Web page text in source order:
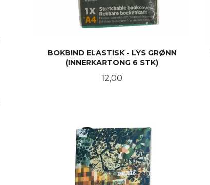
BOKBIND ELASTISK - LYS GRØNN
(INNERKARTONG 6 STK)
Pris
12,00